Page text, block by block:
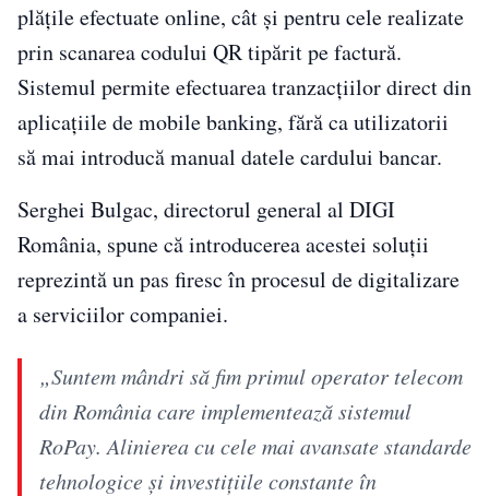
plățile efectuate online, cât și pentru cele realizate
prin scanarea codului QR tipărit pe factură.
Sistemul permite efectuarea tranzacțiilor direct din
aplicațiile de mobile banking, fără ca utilizatorii
să mai introducă manual datele cardului bancar.
Serghei Bulgac, directorul general al DIGI
România, spune că introducerea acestei soluții
reprezintă un pas firesc în procesul de digitalizare
a serviciilor companiei.
„Suntem mândri să fim primul operator telecom
din România care implementează sistemul
RoPay. Alinierea cu cele mai avansate standarde
tehnologice și investițiile constante în